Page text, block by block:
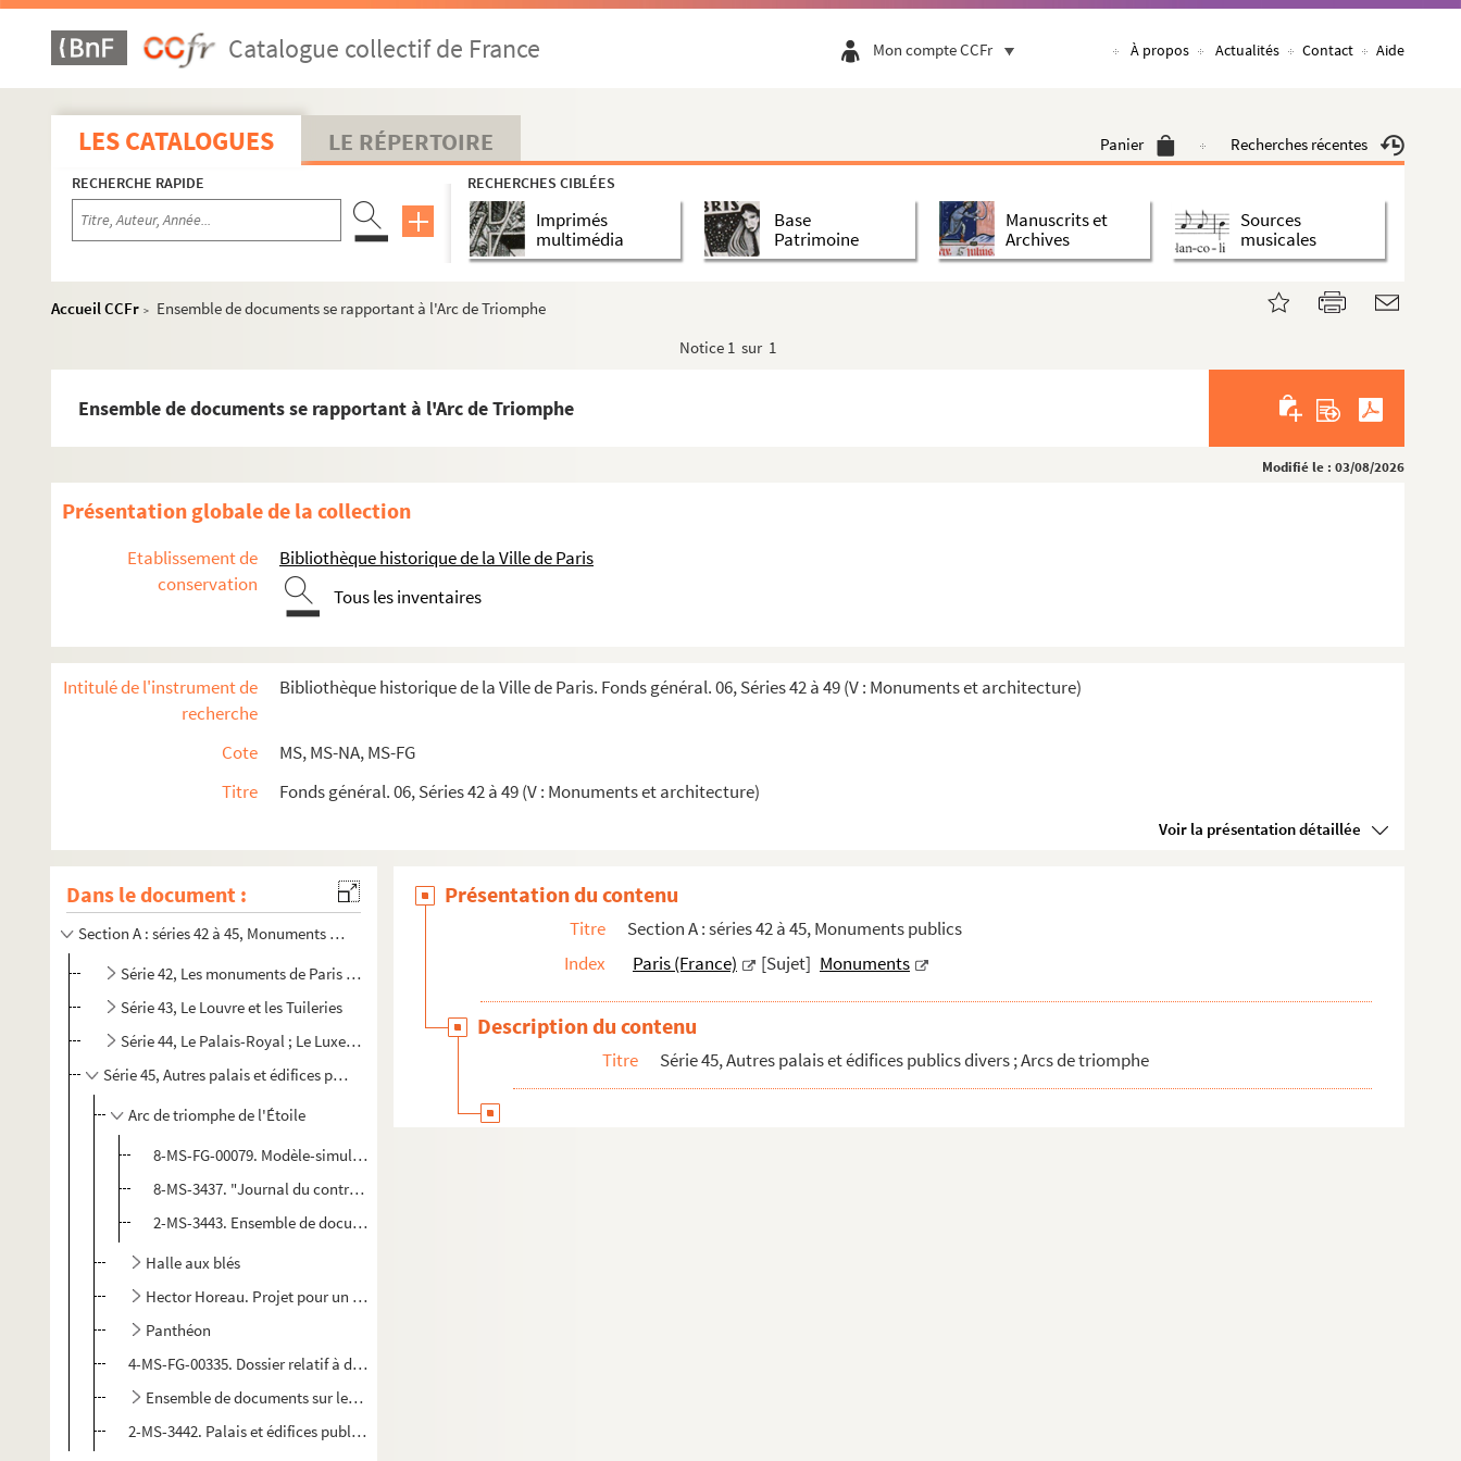
Catalogue collectif de France Mon compte CCFr À propos Actualités Contact Aide
LES CATALOGUES LE RÉPERTOIRE Panier Recherches récentes
RECHERCHE RAPIDE RECHERCHES CIBLÉES
Imprimés
multimédia
Base
Patrimoine
Manuscrits et
Archives
Sources
musicales
Accueil CCFr >
Ensemble de documents se rapportant à l'Arc de Triomphe
Notice 1 sur 1
Ensemble de documents se rapportant à l'Arc de Triomphe
Modifié le : 03/08/2026
Présentation globale de la collection
Etablissement de
conservation
Bibliothèque historique de la Ville de Paris
Tous les inventaires
Intitulé de l'instrument de
recherche
Bibliothèque historique de la Ville de Paris. Fonds général. 06, Séries 42 à 49 (V : Monuments et architecture)
Cote
MS, MS-NA, MS-FG
Titre
Fonds général. 06, Séries 42 à 49 (V : Monuments et architecture)
Voir la présentation détaillée
Dans le document :
Section A : séries 42 à 45, Monuments publics
Série 42, Les monuments de Paris en général ; Inscriptions
Série 43, Le Louvre et les Tuileries
Série 44, Le Palais-Royal ; Le Luxembourg
Série 45, Autres palais et édifices publics divers ; Arcs de triomphe
Arc de triomphe de l'Étoile
8-MS-FG-00079. Modèle-simulacre de l'arc de triomphe de l'Etoile exécuté dans ses dimensions par Chalgrin architect...
8-MS-3437. "Journal du contrôleur qui constate les travaux et les évènements survenus lors de la construction d...
2-MS-3443. Ensemble de documents se rapportant à l'Arc de Triomphe
Halle aux blés
Hector Horeau. Projet pour un hôtel de ville
Panthéon
4-MS-FG-00335. Dossier relatif à des travaux de statuaire exécutés sur la tour Saint-Jacques dans le cadre de la re...
Ensemble de documents sur les divers monuments de Paris classés par ordre alphabétique
2-MS-3442. Palais et édifices publics divers
Présentation du contenu
Titre
Section A : séries 42 à 45, Monuments publics
Index
Paris (France) [Sujet] Monuments
Description du contenu
Titre Série 45, Autres palais et édifices publics divers ; Arcs de triomphe